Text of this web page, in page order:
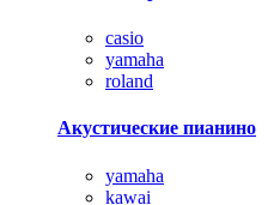
casio
yamaha
roland
Акустические пианино
yamaha
kawai